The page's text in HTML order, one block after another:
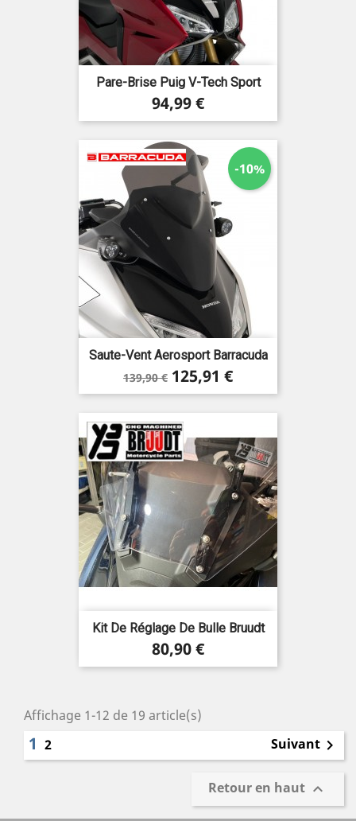
Pare-Brise Puig V-Tech Sport
Prix
94,99 €
Saute-Vent Aerosport Barracuda
Prix
de
139,90 € Prix
125,91 €
-10%
Kit De Réglage De Bulle Bruudt
Prix
80,90 €
Affichage 1-12 de 19 article(s)
1 2 Suivant 
Retour en haut 